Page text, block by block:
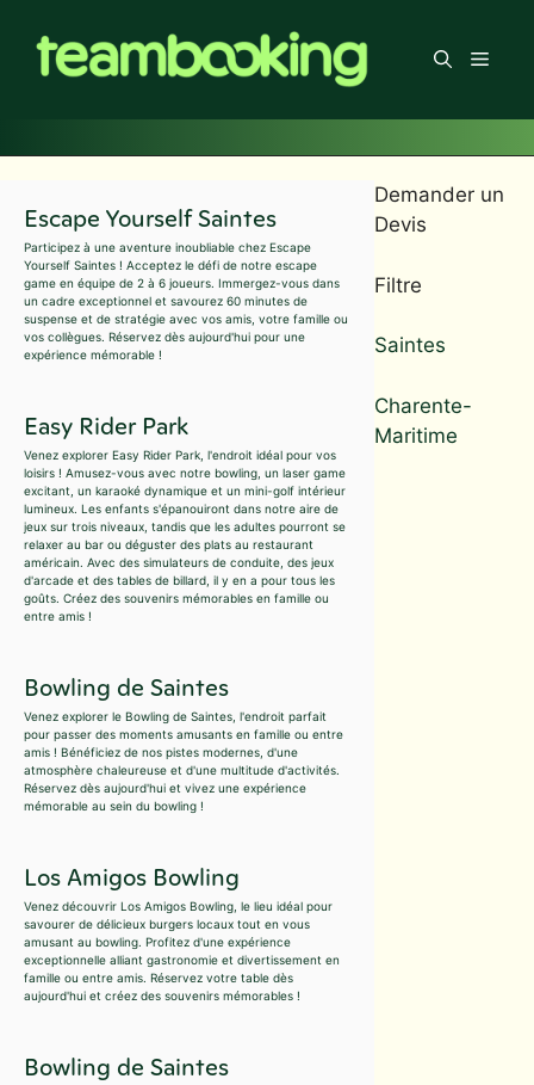
contenu
Menu
Escape Yourself Saintes
Participez à une aventure inoubliable chez Escape
Yourself Saintes ! Acceptez le défi de notre escape
game en équipe de 2 à 6 joueurs. Immergez-vous dans
un cadre exceptionnel et savourez 60 minutes de
suspense et de stratégie avec vos amis, votre famille ou
vos collègues. Réservez dès aujourd'hui pour une
expérience mémorable !
Easy Rider Park
Venez explorer Easy Rider Park, l'endroit idéal pour vos
loisirs ! Amusez-vous avec notre bowling, un laser game
excitant, un karaoké dynamique et un mini-golf intérieur
lumineux. Les enfants s'épanouiront dans notre aire de
jeux sur trois niveaux, tandis que les adultes pourront se
relaxer au bar ou déguster des plats au restaurant
américain. Avec des simulateurs de conduite, des jeux
d'arcade et des tables de billard, il y en a pour tous les
goûts. Créez des souvenirs mémorables en famille ou
entre amis !
Bowling de Saintes
Venez explorer le Bowling de Saintes, l'endroit parfait
pour passer des moments amusants en famille ou entre
amis ! Bénéficiez de nos pistes modernes, d'une
atmosphère chaleureuse et d'une multitude d'activités.
Réservez dès aujourd'hui et vivez une expérience
mémorable au sein du bowling !
Los Amigos Bowling
Venez découvrir Los Amigos Bowling, le lieu idéal pour
savourer de délicieux burgers locaux tout en vous
amusant au bowling. Profitez d'une expérience
exceptionnelle alliant gastronomie et divertissement en
famille ou entre amis. Réservez votre table dès
aujourd'hui et créez des souvenirs mémorables !
Bowling de Saintes
Demander un
Devis
Filtre
Saintes
Charente-
Maritime